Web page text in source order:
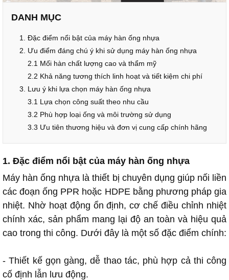
DANH MỤC
1. Đặc điểm nổi bật của máy hàn ống nhựa
2. Ưu điểm đáng chú ý khi sử dụng máy hàn ống nhựa
2.1 Mối hàn chất lượng cao và thẩm mỹ
2.2 Khả năng tương thích linh hoạt và tiết kiệm chi phí
3. Lưu ý khi lựa chọn máy hàn ống nhựa
3.1 Lựa chọn công suất theo nhu cầu
3.2 Phù hợp loại ống và môi trường sử dụng
3.3 Ưu tiên thương hiệu và đơn vị cung cấp chính hãng
1. Đặc điểm nổi bật của máy hàn ống nhựa
Máy hàn ống nhựa là thiết bị chuyên dụng giúp nối liền
các đoạn ống PPR hoặc HDPE bằng phương pháp gia
nhiệt. Nhờ hoạt động ổn định, cơ chế điều chỉnh nhiệt
chính xác, sản phẩm mang lại độ an toàn và hiệu quả
cao trong thi công. Dưới đây là một số đặc điểm chính:
- Thiết kế gọn gàng, dễ thao tác, phù hợp cả thi công
cố định lẫn lưu động.